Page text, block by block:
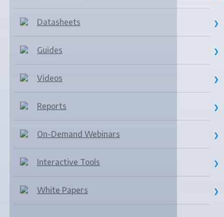
Datasheets
Guides
Videos
Reports
On-Demand Webinars
Interactive Tools
White Papers